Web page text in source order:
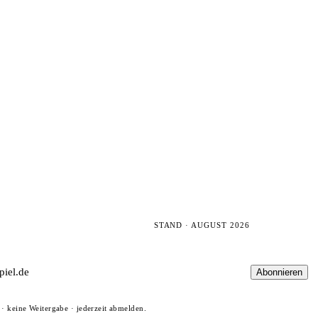
STAND · AUGUST 2026
Abonnieren
keine Weitergabe · jederzeit abmelden.